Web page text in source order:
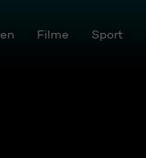
Filme Sport